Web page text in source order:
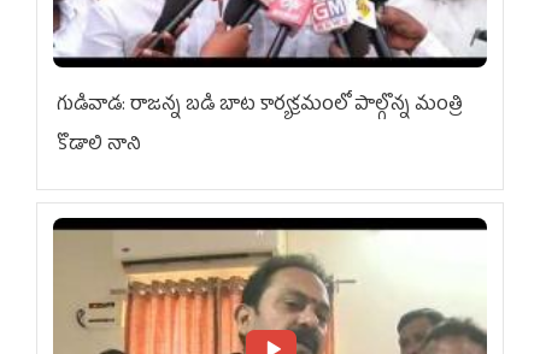
గుడివాడ: రాజన్న బడి బాట కార్యక్రమంలో పాల్గొన్న మంత్రి
కొడాలి నాని